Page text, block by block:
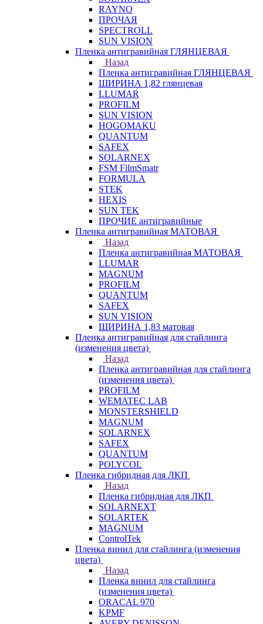
RAYNO
ПРОЧАЯ
SPECTROLL
SUN VISION
Пленка антигравийная ГЛЯНЦЕВАЯ
Назад
Пленка антигравийная ГЛЯНЦЕВАЯ
ШИРИНА 1,82 глянцевая
LLUMAR
PROFILM
SUN VISION
HOGOMAKU
QUANTUM
SAFEX
SOLARNEX
FSM FilmSmatr
FORMULA
STEK
HEXIS
SUN TEK
ПРОЧИЕ антигравийные
Пленка антигравийная МАТОВАЯ
Назад
Пленка антигравийная МАТОВАЯ
LLUMAR
MAGNUM
PROFILM
QUANTUM
SAFEX
SUN VISION
ШИРИНА 1,83 матовая
Пленка антигравийная для стайлинга
(изменения цвета)
Назад
Пленка антигравийная для стайлинга
(изменения цвета)
PROFILM
WEMATEC LAB
MONSTERSHIELD
MAGNUM
SOLARNEX
SAFEX
QUANTUM
POLYCOL
Пленка гибридная для ЛКП
Назад
Пленка гибридная для ЛКП
SOLARNEXT
SOLARTEK
MAGNUM
ControlTek
Пленка винил для стайлинга (изменения
цвета)
Назад
Пленка винил для стайлинга
(изменения цвета)
ORACAL 970
KPMF